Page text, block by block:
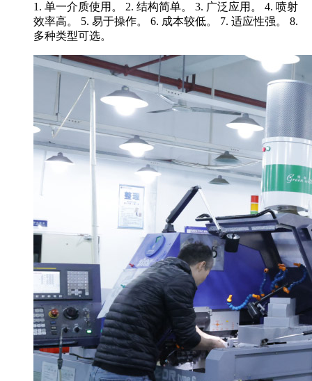
1. 单一介质使用。 2. 结构简单。 3. 广泛应用。 4. 喷射
效率高。 5. 易于操作。 6. 成本较低。 7. 适应性强。 8.
多种类型可选。